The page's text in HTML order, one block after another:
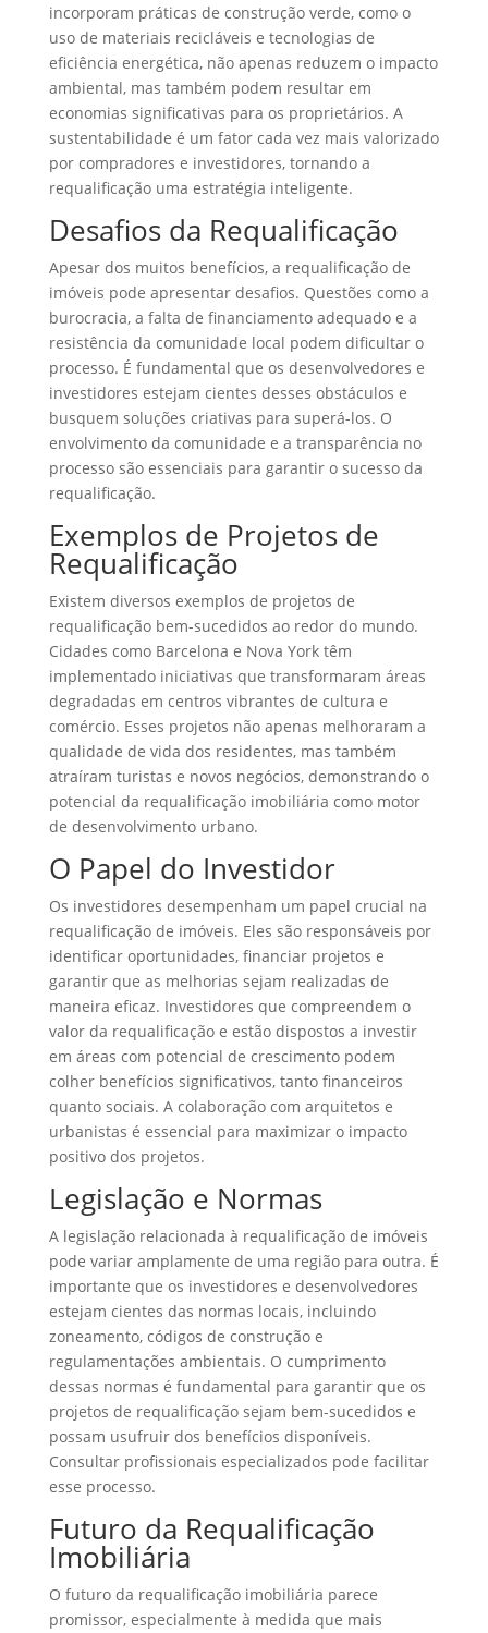
incorporam práticas de construção verde, como o
uso de materiais recicláveis e tecnologias de
eficiência energética, não apenas reduzem o impacto
ambiental, mas também podem resultar em
economias significativas para os proprietários. A
sustentabilidade é um fator cada vez mais valorizado
por compradores e investidores, tornando a
requalificação uma estratégia inteligente.
Desafios da Requalificação
Apesar dos muitos benefícios, a requalificação de
imóveis pode apresentar desafios. Questões como a
burocracia, a falta de financiamento adequado e a
resistência da comunidade local podem dificultar o
processo. É fundamental que os desenvolvedores e
investidores estejam cientes desses obstáculos e
busquem soluções criativas para superá-los. O
envolvimento da comunidade e a transparência no
processo são essenciais para garantir o sucesso da
requalificação.
Exemplos de Projetos de
Requalificação
Existem diversos exemplos de projetos de
requalificação bem-sucedidos ao redor do mundo.
Cidades como Barcelona e Nova York têm
implementado iniciativas que transformaram áreas
degradadas em centros vibrantes de cultura e
comércio. Esses projetos não apenas melhoraram a
qualidade de vida dos residentes, mas também
atraíram turistas e novos negócios, demonstrando o
potencial da requalificação imobiliária como motor
de desenvolvimento urbano.
O Papel do Investidor
Os investidores desempenham um papel crucial na
requalificação de imóveis. Eles são responsáveis por
identificar oportunidades, financiar projetos e
garantir que as melhorias sejam realizadas de
maneira eficaz. Investidores que compreendem o
valor da requalificação e estão dispostos a investir
em áreas com potencial de crescimento podem
colher benefícios significativos, tanto financeiros
quanto sociais. A colaboração com arquitetos e
urbanistas é essencial para maximizar o impacto
positivo dos projetos.
Legislação e Normas
A legislação relacionada à requalificação de imóveis
pode variar amplamente de uma região para outra. É
importante que os investidores e desenvolvedores
estejam cientes das normas locais, incluindo
zoneamento, códigos de construção e
regulamentações ambientais. O cumprimento
dessas normas é fundamental para garantir que os
projetos de requalificação sejam bem-sucedidos e
possam usufruir dos benefícios disponíveis.
Consultar profissionais especializados pode facilitar
esse processo.
Futuro da Requalificação
Imobiliária
O futuro da requalificação imobiliária parece
promissor, especialmente à medida que mais